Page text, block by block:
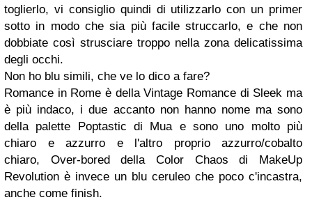
toglierlo, vi consiglio quindi di utilizzarlo con un primer
sotto in modo che sia più facile struccarlo, e che non
dobbiate così strusciare troppo nella zona delicatissima
degli occhi.
Non ho blu simili, che ve lo dico a fare?
Romance in Rome è della Vintage Romance di Sleek ma
è più indaco, i due accanto non hanno nome ma sono
della palette Poptastic di Mua e sono uno molto più
chiaro e azzurro e l'altro proprio azzurro/cobalto
chiaro, Over-bored della Color Chaos di MakeUp
Revolution è invece un blu ceruleo che poco c'incastra,
anche come finish.